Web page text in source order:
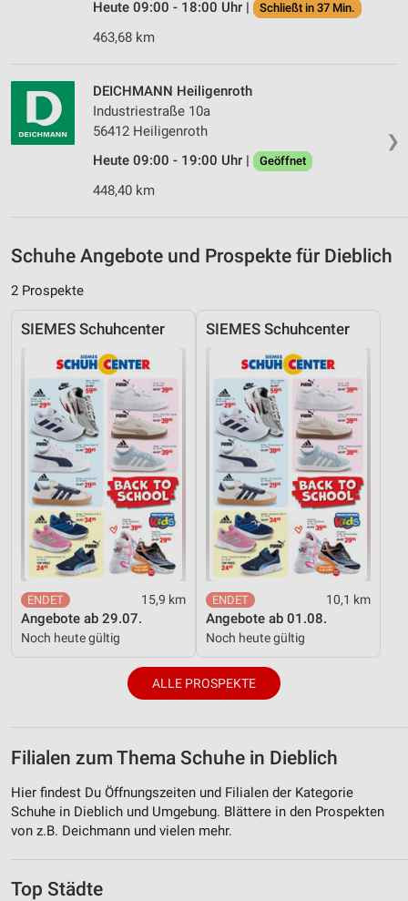
Heute 09:00 - 18:00 Uhr | Schließt in 37 Min.
463,68 km
❯
DEICHMANN Heiligenroth
Industriestraße 10a
56412 Heiligenroth
Heute 09:00 - 19:00 Uhr |
Geöffnet
448,40 km
Schuhe Angebote und Prospekte für Dieblich
2 Prospekte
SIEMES Schuhcenter
15,9 km
Angebote ab 29.07.
Noch heute gültig
SIEMES Schuhcenter
10,1 km
Angebote ab 01.08.
Noch heute gültig
ALLE PROSPEKTE
Filialen zum Thema Schuhe in Dieblich
Hier findest Du Öffnungszeiten und Filialen der Kategorie
Schuhe in Dieblich und Umgebung. Blättere in den Prospekten
von z.B. Deichmann und vielen mehr.
Top Städte
Verwendung genauer Standortdaten
Geräte anhand von aktiv angeforderten
Nicht-IAB-Verarbeitungszwecke:
Notwendig
Performance